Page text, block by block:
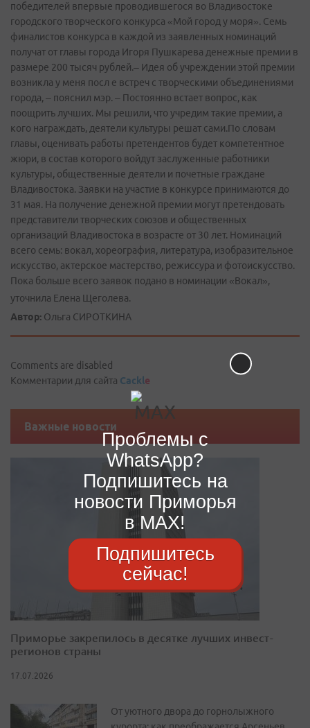
победителей впервые проводившегося во Владивостоке
городского творческого конкурса «Мой город у моря». Семь
финалистов конкурса в каждой из заявленных номинаций
получат от главы города Игоря Пушкарева денежные премии в
размере 200 тысяч рублей.– Идея об учреждении этой премии
возникла у меня посл е встреч с творческими объединениями
города, – пояснил мэр. – Постоянно встает вопрос, как
поощрить лучших. Мы решили, что учредим такие премии, а
кого награждать, деятели культуры решат сами.По словам
главы, оценивать работы претендентов будет компетентное
жюри, в состав которого войдут заслуженные работники
культуры, общественные деятели и почетные граждане
Владивостока. Заявки на участие в конкурсе принимаются до
31 мая. На получение денежной премии могут претендовать
представители творческих союзов и общественных
организаций Владивостока в возрасте от 30 лет. Номинаций
всего семь: вокал, хореография, литература, изобразительное
искусство, актерское мастерство, режиссура и фотоискусство.
Пока больше всего заявок подано в номинации «Вокал»,
уточнила Елена Щеголева.
Автор: Ольга СИРОТКИНА
Comments are disabled
Комментарии для сайта Cackle
Важные новости
Приморье закрепилось в десятке лучших инвест-
регионов страны
17.07.2026
От уютного двора до горнолыжного
Проблемы с
WhatsApp?
Подпишитесь на
новости Приморья
в MAX!
Подпишитесь
сейчас!